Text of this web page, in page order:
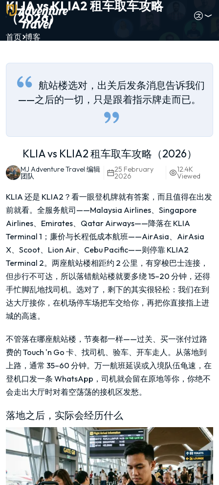
KLIA vs KLIA2 租车取车攻略
（2026）
首页 博客
航站楼选对，出关后发条消息告诉我们
——之后的一切，只是跟着指示牌走而已。
KLIA vs KLIA2 租车取车攻略（2026）
MJ Adventure Travel 编辑
团队
25 February
2026
12.4K
Viewed
KLIA 还是 KLIA2？看一眼登机牌就有答案，而且值得在出发
前就看。全服务航司——Malaysia Airlines、Singapore
Airlines、Emirates、Qatar Airways——降落在 KLIA
Terminal 1；廉价与长程低成本航班——AirAsia、AirAsia
X、Scoot、Lion Air、Cebu Pacific——则停靠 KLIA2
Terminal 2。两座航站楼相距约 2 公里，有穿梭巴士连接，
但步行不可达，所以落错航站楼就要多绕 15–20 分钟，还得
手忙脚乱地找司机。选对了，剩下的其实很轻松：我们在到
达大厅接你，在机场停车场把车交给你，再把你直接指上进
城的高速。
不管落在哪座航站楼，节奏都一样——过关、买一张付过路
费的 Touch 'n Go 卡、找司机、验车、开车走人。从落地到
上路，通常 35–60 分钟。万一航班延误或入境队伍龟速，在
登机口发一条 WhatsApp，司机就会留在原地等你，你绝不
会走出大厅时对着空荡荡的接机区发愁。
落地之后，实际会经历什么